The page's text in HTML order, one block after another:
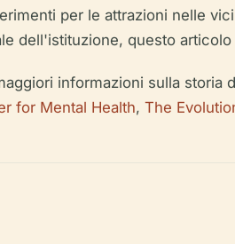
per le attrazioni nelle
dell'istituzione, questo
informazioni sulla storia
for Mental Health, The